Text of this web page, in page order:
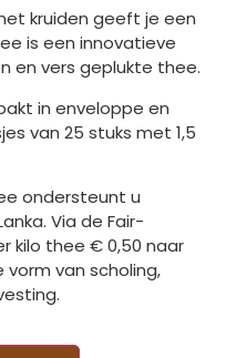
kruiden geeft je een
is een innovatieve
en vers geplukte thee.
in enveloppe en
van 25 stuks met 1,5
ondersteunt u
Via de Fair-
kilo thee € 0,50 naar
vorm van scholing,